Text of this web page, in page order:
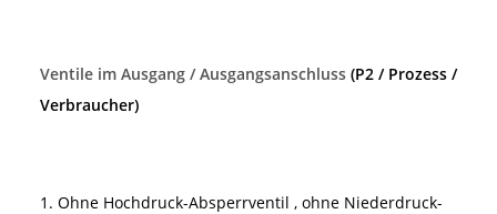
Ventile im Ausgang / Ausgangsanschluss (P2 / Prozess /
Verbraucher)
1. Ohne Hochdruck-Absperrventil , ohne Niederdruck-